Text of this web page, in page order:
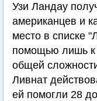
Узи Ландау
американцев и
место в списке
помощью лишь к
общей
Ливнат
ей помогли 28